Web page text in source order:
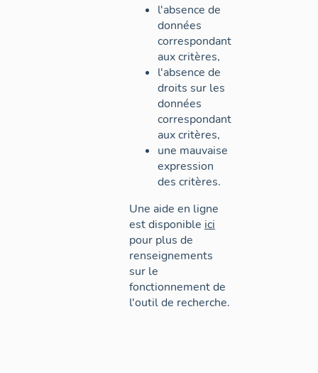
l'absence de
données
correspondant
aux critères,
l'absence de
droits sur les
données
correspondant
aux critères,
une mauvaise
expression
des critères.
Une aide en ligne
est disponible ici
pour plus de
renseignements
sur le
fonctionnement de
l'outil de recherche.